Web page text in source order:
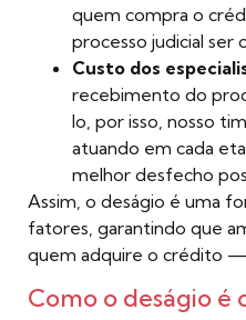
quem compra o
processo judicial ser
Custo dos
recebimento do
lo, por isso, nosso
atuando em cada
melhor desfecho
Assim, o deságio é uma
fatores, garantindo que
quem adquire o crédito —
Como o deságio é